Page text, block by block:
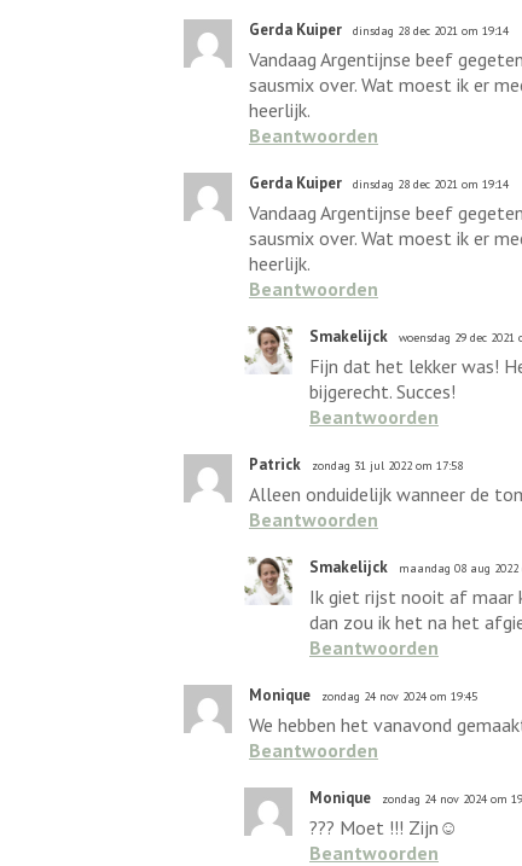
Gerda Kuiper dinsdag 28 dec 2021 om 19:14
Vandaag Argentijnse beef
sausmix over. Wat moest ik er
heerlijk.
Beantwoorden
Gerda Kuiper dinsdag 28 dec 2021 om 19:14
Vandaag Argentijnse beef
sausmix over. Wat moest ik er
heerlijk.
Beantwoorden
Smakelijck woensdag 29 dec 2021
Fijn dat het lekker was!
bijgerecht. Succes!
Beantwoorden
Patrick zondag 31 jul 2022 om 17:58
Alleen onduidelijk wanneer de
Beantwoorden
Smakelijck maandag 08 aug 2022
Ik giet rijst nooit af maar
dan zou ik het na het
Beantwoorden
Monique zondag 24 nov 2024 om 19:45
We hebben het vanavond
Beantwoorden
Monique zondag 24 nov 2024 om
??? Moet !!! Zijn☺️
Beantwoorden